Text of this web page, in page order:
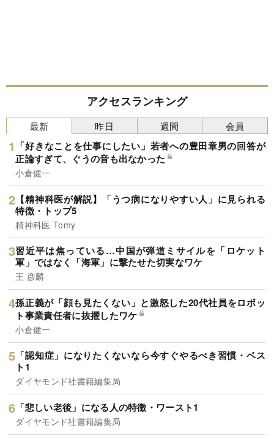
アクセスランキング
最新
「好きなことを仕事にしたい」若者への豊田章男の回答が
正論すぎて、ぐうの音も出なかった
小倉健一
【精神科医が解説】「うつ病になりやすい人」に見られる
特徴・トップ5
精神科医 Tomy
習近平は焦っている…中国が弾道ミサイルを「ロケット
軍」ではなく「海軍」に撃たせた切実なワケ
王 彦麟
孫正義が「顔も見たくない」と激怒した20代社員をロボッ
ト事業責任者に抜擢したワケ
小倉健一
「認知症」になりたくないなら今すぐやるべき習慣・ベス
ト1
ダイヤモンド社書籍編集局
「悲しい老後」になる人の特徴・ワースト1
ダイヤモンド社書籍編集局
昨日 週間 会員